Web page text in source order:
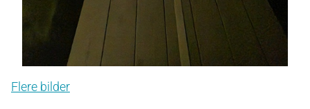
Flere bilder